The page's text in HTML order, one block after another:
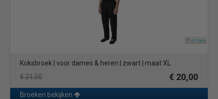
Koksbroek | voor dames & heren | zwart | maat XL
€ 21,50
€ 20,00
Broeken bekijken